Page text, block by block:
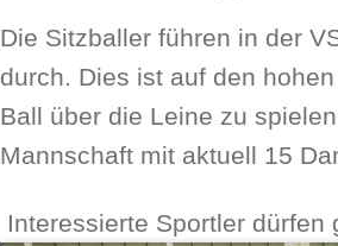
Die Sitzballer führen in der
durch. Dies ist auf den
Ball über die Leine zu
Mannschaft mit aktuell 15
Interessierte Sportler